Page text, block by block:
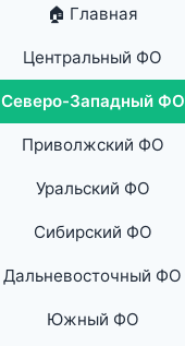
🏠 Главная
Центральный ФО
Северо-Западный ФО
Приволжский ФО
Уральский ФО
Сибирский ФО
Дальневосточный ФО
Южный ФО